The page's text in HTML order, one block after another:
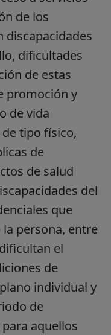
de los
discapacidades
dificultades
de estas
promoción y
de vida
tipo físico,
de
de salud
del
que
persona, entre
el
de
individual y
de
aquellos